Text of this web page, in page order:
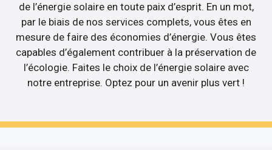
de l’énergie solaire en toute paix d’esprit. En un mot,
par le biais de nos services complets, vous êtes en
mesure de faire des économies d’énergie. Vous êtes
capables d’également contribuer à la préservation de
l’écologie. Faites le choix de l’énergie solaire avec
notre entreprise. Optez pour un avenir plus vert !